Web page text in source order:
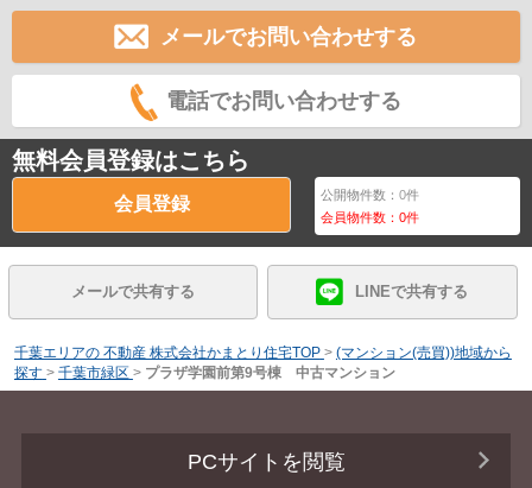
メールでお問い合わせする
電話でお問い合わせする
無料会員登録はこちら
会員登録 公開物件数：0件
会員物件数：0件
メールで共有する LINEで共有する
千葉エリアの 不動産 株式会社かまとり住宅TOP > (マンション(売買))地域から
探す > 千葉市緑区 > プラザ学園前第9号棟 中古マンション
PCサイトを閲覧